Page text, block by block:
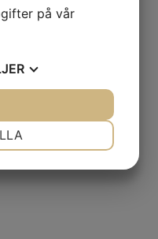
på vår